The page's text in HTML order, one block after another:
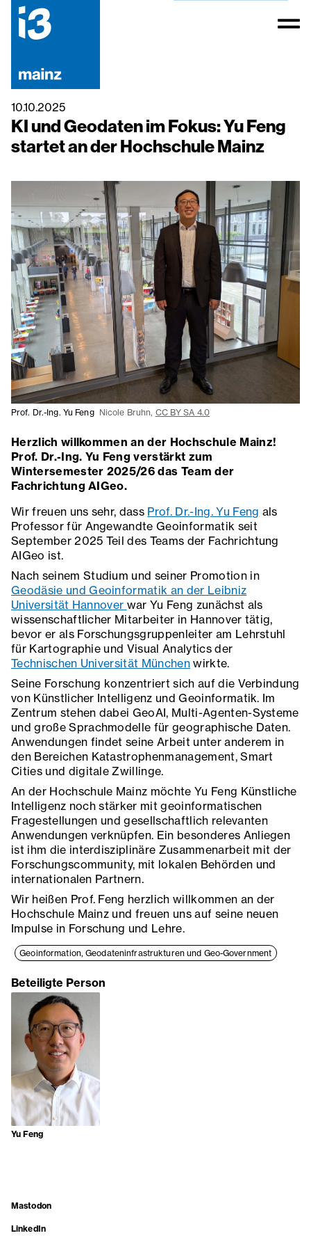
10.10.2025
KI und Geodaten im Fokus: Yu Feng
startet an der Hochschule Mainz
Geoinformation, Geodateninfrastrukturen und Geo-Government
Beteiligte Person
Yu Feng
Prof. Dr.-Ing. Yu Feng Nicole Bruhn, CC BY SA 4.0
Herzlich willkommen an der Hochschule Mainz!
Prof. Dr.-Ing. Yu Feng verstärkt zum
Wintersemester 2025/26 das Team der
Fachrichtung AIGeo.
Wir freuen uns sehr, dass Prof. Dr.-Ing. Yu Feng als
Professor für Angewandte Geoinformatik seit
September 2025 Teil des Teams der Fachrichtung
AIGeo ist.
Nach seinem Studium und seiner Promotion in
Geodäsie und Geoinformatik an der Leibniz
Universität Hannover war Yu Feng zunächst als
wissenschaftlicher Mitarbeiter in Hannover tätig,
bevor er als Forschungsgruppenleiter am Lehrstuhl
für Kartographie und Visual Analytics der
Technischen Universität Münchenwirkte.
Seine Forschung konzentriert sich auf die Verbindung
von Künstlicher Intelligenz und Geoinformatik. Im
Zentrum stehen dabei GeoAI, Multi-Agenten-Systeme
und große Sprachmodelle für geographische Daten.
Anwendungen findet seine Arbeit unter anderem in
den Bereichen Katastrophenmanagement, Smart
Cities und digitale Zwillinge.
An der Hochschule Mainz möchte Yu Feng Künstliche
Intelligenz noch stärker mit geoinformatischen
Fragestellungen und gesellschaftlich relevanten
Anwendungen verknüpfen. Ein besonderes Anliegen
ist ihm die interdisziplinäre Zusammenarbeit mit der
Forschungscommunity, mit lokalen Behörden und
internationalen Partnern.
Wir heißen Prof. Feng herzlich willkommen an der
Hochschule Mainz und freuen uns auf seine neuen
Impulse in Forschung und Lehre.
Mastodon
LinkedIn